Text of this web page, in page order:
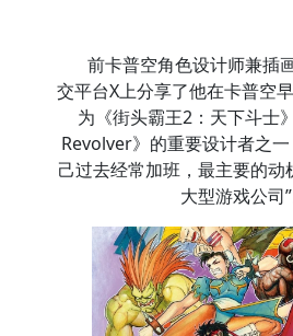
前卡普空角色设计师兼插
交平台X上分享了他在卡普空
为《街头霸王2：天下斗士
Revolver》的重要设计者之
己过去经常加班，最主要的动
大型游戏公司”